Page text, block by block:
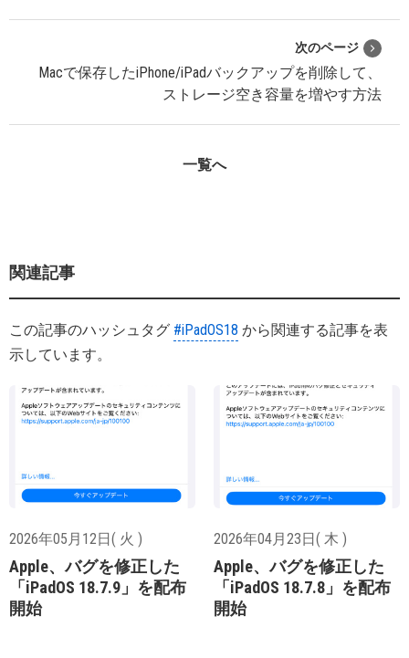
次のページ
Macで保存したiPhone/iPadバックアップを削除して、
ストレージ空き容量を増やす方法
一覧へ
関連記事
この記事のハッシュタグ #iPadOS18 から関連する記事を表
示しています。
2026年05月12日( 火 )
Apple、バグを修正した
「iPadOS 18.7.9」を配布
開始
2026年04月23日( 木 )
Apple、バグを修正した
「iPadOS 18.7.8」を配布
開始